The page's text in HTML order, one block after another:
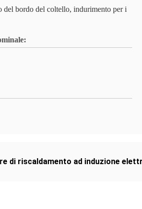
del bordo del coltello, indurimento per i
di riscaldamento ad induzione